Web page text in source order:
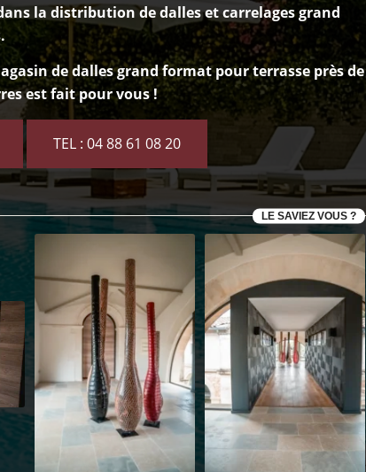
la distribution de dalles et carrelages grand
de dalles grand format pour terrasse près de
est fait pour vous !
TEL : 04 88 61 08 20
LE SAVIEZ VOUS ?